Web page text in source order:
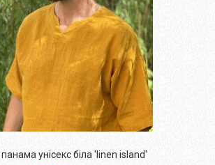
унісекс біла 'linen island'